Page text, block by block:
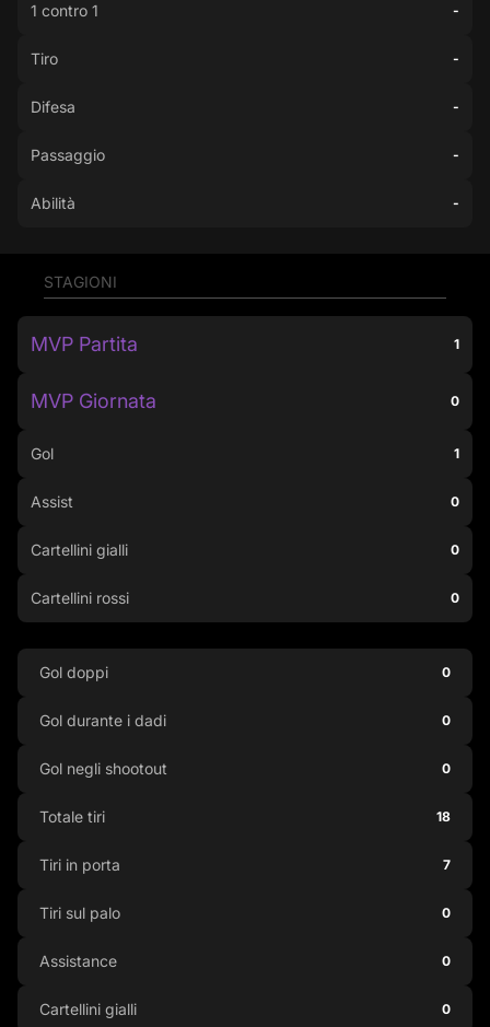
1 contro 1 -
Tiro -
Difesa -
Passaggio -
Abilità -
STAGIONI
MVP Partita 1
MVP Giornata 0
Gol 1
Assist 0
Cartellini gialli 0
Cartellini rossi 0
Gol doppi 0
Gol durante i dadi 0
Gol negli shootout 0
Totale tiri 18
Tiri in porta 7
Tiri sul palo 0
Assistance 0
Cartellini gialli 0